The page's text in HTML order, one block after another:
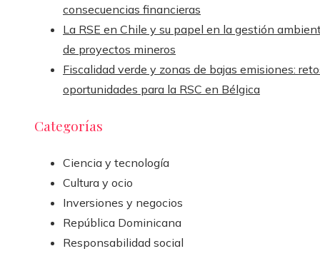
consecuencias financieras
La RSE en Chile y su papel en la gestión
de proyectos mineros
Fiscalidad verde y zonas de bajas emisiones:
oportunidades para la RSC en Bélgica
Categorías
Ciencia y tecnología
Cultura y ocio
Inversiones y negocios
República Dominicana
Responsabilidad social